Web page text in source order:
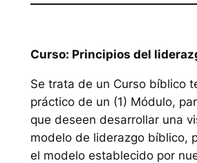
Curso: Principios del
Se trata de un Curso bíblico
práctico de un (1) Módulo,
que deseen desarrollar una
modelo de liderazgo bíblico,
el modelo establecido por